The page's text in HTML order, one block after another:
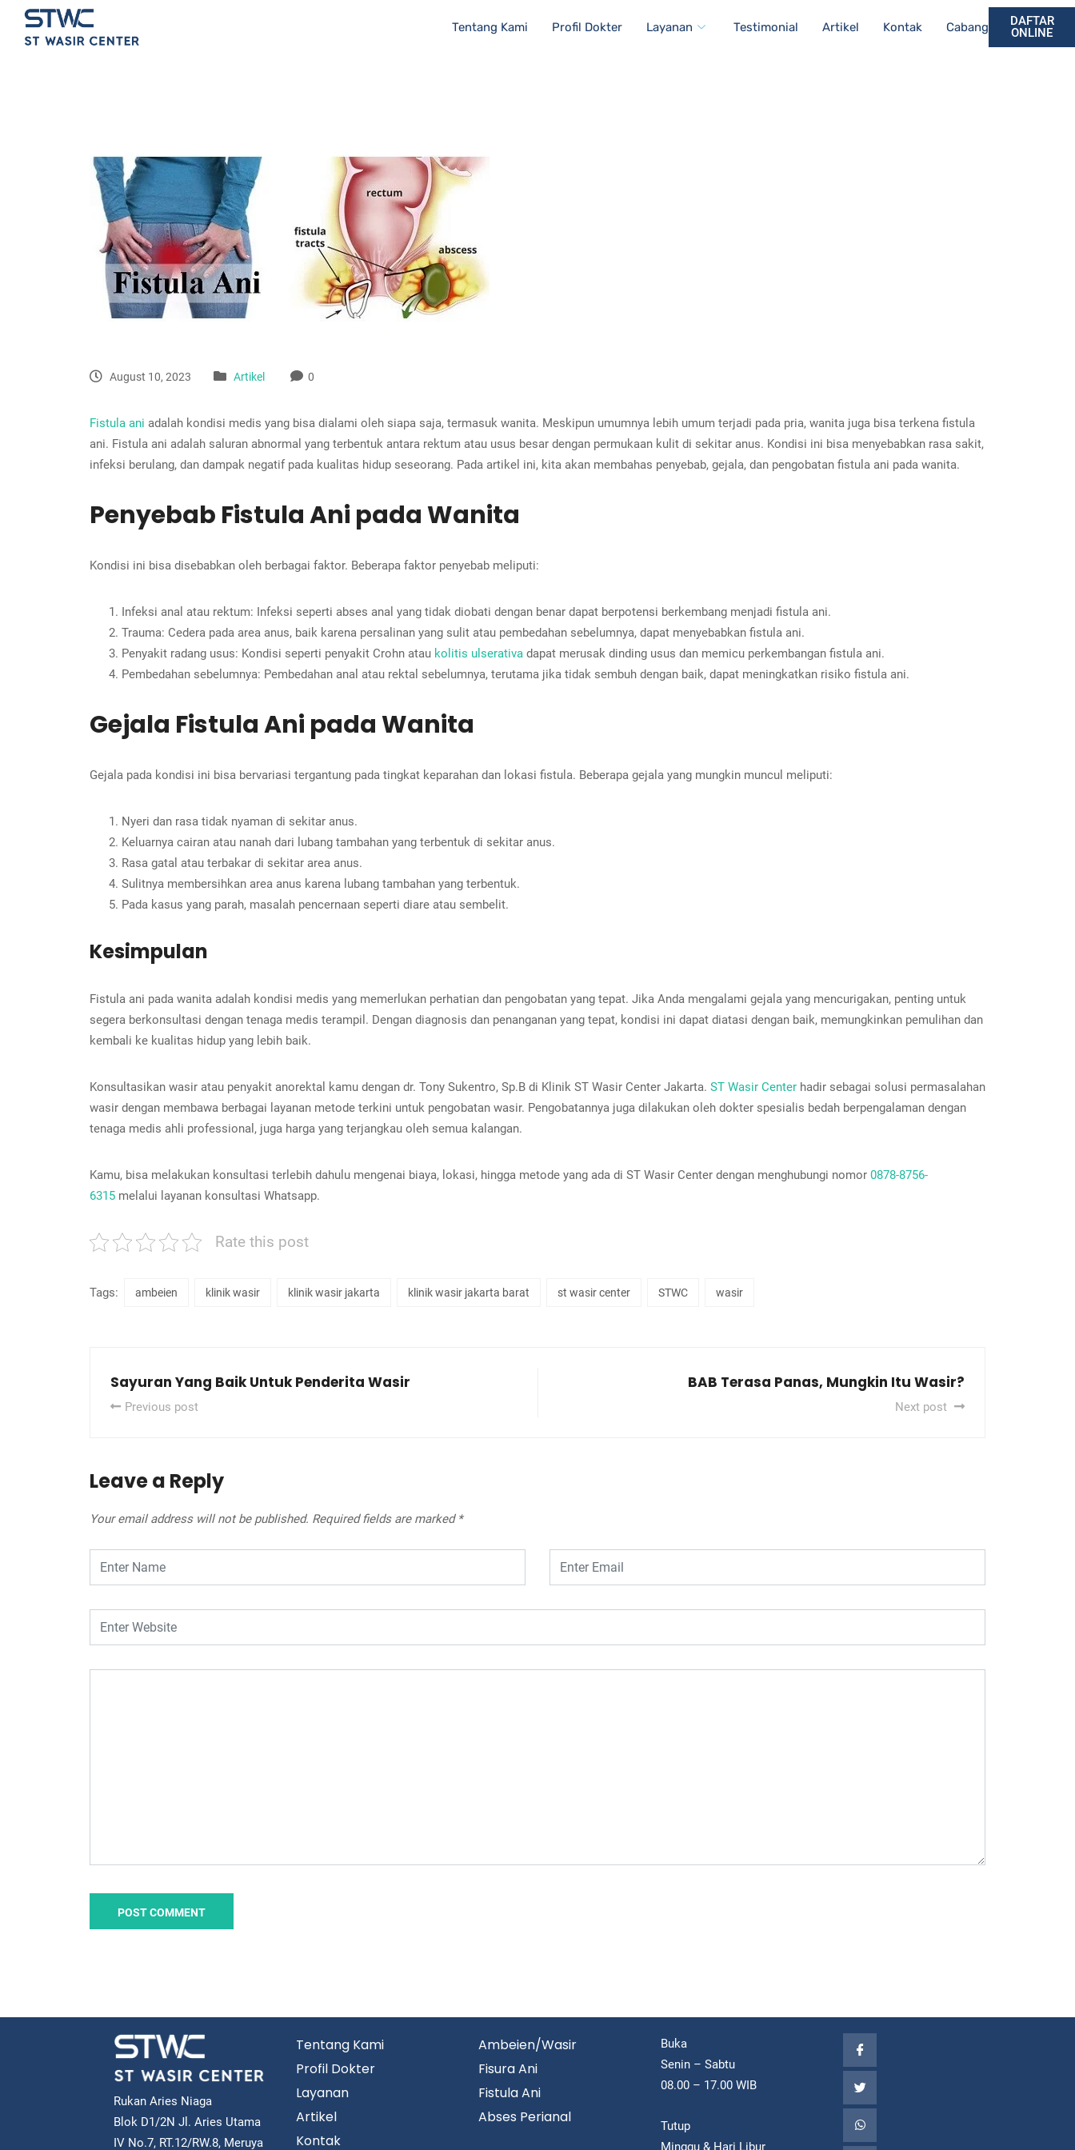
Tentang Kami Profil Dokter Layanan Testimonial Artikel Kontak Cabang
DAFTAR
ONLINE
August 10, 2023 Artikel 0
Fistula ani adalah kondisi medis yang bisa dialami oleh siapa saja, termasuk wanita. Meskipun umumnya lebih umum terjadi pada pria, wanita juga bisa terkena fistula
ani. Fistula ani adalah saluran abnormal yang terbentuk antara rektum atau usus besar dengan permukaan kulit di sekitar anus. Kondisi ini bisa menyebabkan rasa sakit,
infeksi berulang, dan dampak negatif pada kualitas hidup seseorang. Pada artikel ini, kita akan membahas penyebab, gejala, dan pengobatan fistula ani pada wanita.
Penyebab Fistula Ani pada Wanita
Kondisi ini bisa disebabkan oleh berbagai faktor. Beberapa faktor penyebab meliputi:
Infeksi anal atau rektum: Infeksi seperti abses anal yang tidak diobati dengan benar dapat berpotensi berkembang menjadi fistula ani.
Trauma: Cedera pada area anus, baik karena persalinan yang sulit atau pembedahan sebelumnya, dapat menyebabkan fistula ani.
Penyakit radang usus: Kondisi seperti penyakit Crohn atau kolitis ulserativa dapat merusak dinding usus dan memicu perkembangan fistula ani.
Pembedahan sebelumnya: Pembedahan anal atau rektal sebelumnya, terutama jika tidak sembuh dengan baik, dapat meningkatkan risiko fistula ani.
Gejala Fistula Ani pada Wanita
Gejala pada kondisi ini bisa bervariasi tergantung pada tingkat keparahan dan lokasi fistula. Beberapa gejala yang mungkin muncul meliputi:
Nyeri dan rasa tidak nyaman di sekitar anus.
Keluarnya cairan atau nanah dari lubang tambahan yang terbentuk di sekitar anus.
Rasa gatal atau terbakar di sekitar area anus.
Sulitnya membersihkan area anus karena lubang tambahan yang terbentuk.
Pada kasus yang parah, masalah pencernaan seperti diare atau sembelit.
Kesimpulan
Fistula ani pada wanita adalah kondisi medis yang memerlukan perhatian dan pengobatan yang tepat. Jika Anda mengalami gejala yang mencurigakan, penting untuk
segera berkonsultasi dengan tenaga medis terampil. Dengan diagnosis dan penanganan yang tepat, kondisi ini dapat diatasi dengan baik, memungkinkan pemulihan dan
kembali ke kualitas hidup yang lebih baik.
Konsultasikan wasir atau penyakit anorektal kamu dengan dr. Tony Sukentro, Sp.B di Klinik ST Wasir Center Jakarta. ST Wasir Center hadir sebagai solusi permasalahan
wasir dengan membawa berbagai layanan metode terkini untuk pengobatan wasir. Pengobatannya juga dilakukan oleh dokter spesialis bedah berpengalaman dengan
tenaga medis ahli professional, juga harga yang terjangkau oleh semua kalangan.
Kamu, bisa melakukan konsultasi terlebih dahulu mengenai biaya, lokasi, hingga metode yang ada di ST Wasir Center dengan menghubungi nomor 0878-8756-
6315 melalui layanan konsultasi Whatsapp.
Rate this post
Tags: ambeien klinik wasir klinik wasir jakarta klinik wasir jakarta barat st wasir center STWC wasir
Sayuran Yang Baik Untuk Penderita Wasir
Previous post
BAB Terasa Panas, Mungkin Itu Wasir?
Next post
Leave a Reply
Your email address will not be published. Required fields are marked *
Rukan Aries Niaga
Blok D1/2N Jl. Aries Utama
IV No.7, RT.12/RW.8, Meruya
Tentang Kami
Profil Dokter
Layanan
Artikel
Kontak
Ambeien/Wasir
Fisura Ani
Fistula Ani
Abses Perianal
Buka
Senin – Sabtu
08.00 – 17.00 WIB
Tutup
Minggu & Hari Libur